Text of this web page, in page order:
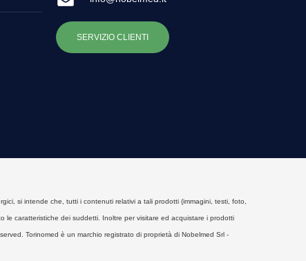
SERVIZIO CLIENTI
si intende che, tutti i contenuti relativi a tali prodotti (immagini, testi, foto,
le caratteristiche dei suddetti. Inoltre per visitare ed acquistare i prodotti
Torinomed è un marchio registrato di proprietà di Nobelmed Srl -